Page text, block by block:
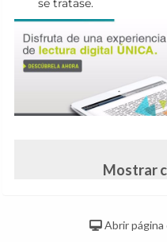
se tratase.
Mostrar
Abrir página